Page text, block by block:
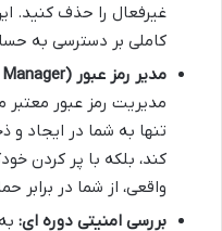
غیرفعال را حذف کنید.
کاملی بر دسترسی به
مدیر رمز عبور (Password Manager):
تنها به شما در ایجاد
کند، بلکه با پر کردن
واقعی، از شما در
بررسی امنیتی دوره ای: